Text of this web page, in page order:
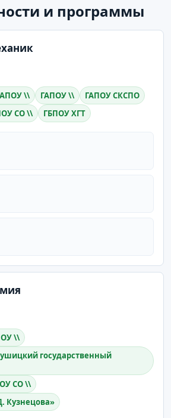
и программы
\\ ГАПОУ \\
ГАПОУ СКСПО
СО \\ ГБПОУ ХГТ
\\
государственный
СО \\
Кузнецова»